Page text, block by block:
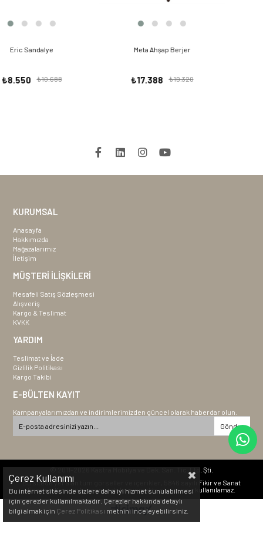
Meta Ahşap Berjer
₺17.388
Mercury Sandalye
₺8.550
KURUMSAL
Anasayfa
Hakkımızda
Mağazalarımız
İletişim
MÜŞTERİ İLİŞKİLERİ
Mesafeli Satış Sözleşmesi
Alışveriş
Kargo & Teslimat
KVKK
YARDIM
Teslimat ve İade
Gizlilik Politikası
Kargo Takibi
E-BÜLTEN KAYIT
Kampanyalarımızdan ve indirimlerimizden güncel olarak haberdar olun.
Gönder
© 2011-2026 Kastra Mobilya ve Dek. San. Tic. Ltd. Şti.
Bu sitede yer alan tüm görseller ve içerikler, 5846 sayılı Fikir ve Sanat
Eserleri Kanunu kapsamında korunmakta olup izinsiz kullanılamaz.
Çerez Kullanımı
Bu internet sitesinde sizlere daha iyi hizmet sunulabilmesi
için çerezler kullanılmaktadır. Çerezler hakkında detaylı
bilgi almak için Çerez Politikası metnini inceleyebilirsiniz.